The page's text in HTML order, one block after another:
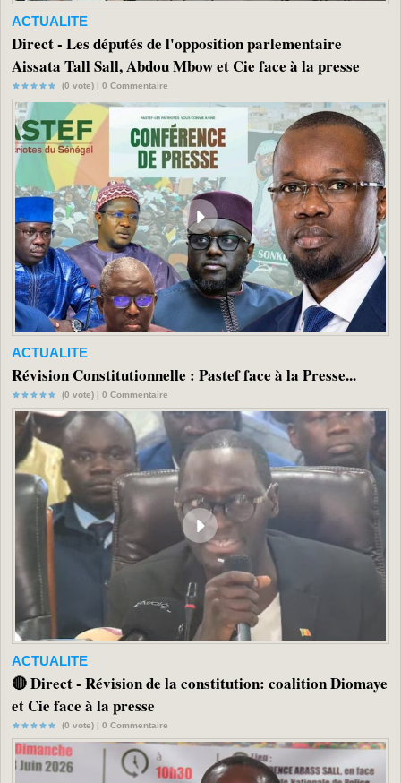
ACTUALITE
Direct - Les députés de l'opposition parlementaire
Aissata Tall Sall, Abdou Mbow et Cie face à la presse
(0 vote) | 0 Commentaire
ACTUALITE
Révision Constitutionnelle : Pastef face à la Presse...
(0 vote) | 0 Commentaire
ACTUALITE
🔴 Direct - Révision de la constitution: coalition Diomaye
et Cie face à la presse
(0 vote) | 0 Commentaire